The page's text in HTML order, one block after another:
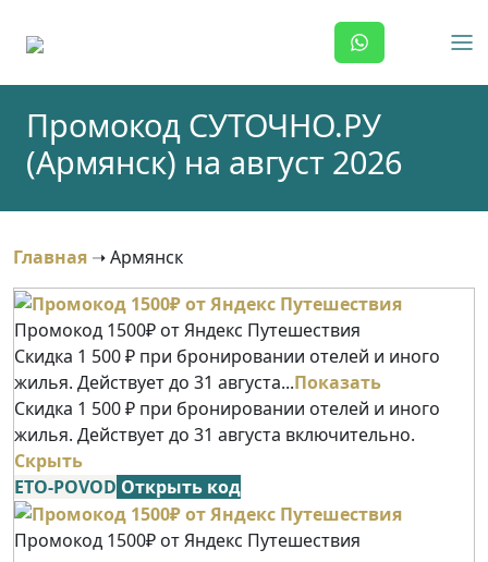
Промокод СУТОЧНО.РУ
(Армянск) на август 2026
Главная ➝Армянск
Промокод 1500₽ от Яндекс Путешествия
Скидка 1 500 ₽ при бронировании отелей и иного
жилья. Действует до 31 августа...Показать
Скидка 1 500 ₽ при бронировании отелей и иного
жилья. Действует до 31 августа включительно.
Скрыть
ETO-POVOD Открыть код
Промокод 1500₽ от Яндекс Путешествия